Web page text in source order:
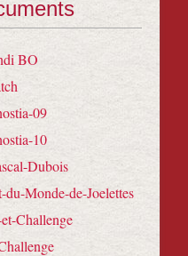
BO
09
10
Dubois
Monde-de-Joelettes
Challenge